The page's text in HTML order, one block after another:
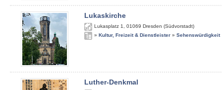
Lukaskirche
Lukasplatz 1 01069 Dresden (Südvorstadt)
» Kultur, Freizeit & Dienstleister » Sehenswürdigkeit
Luther-Denkmal